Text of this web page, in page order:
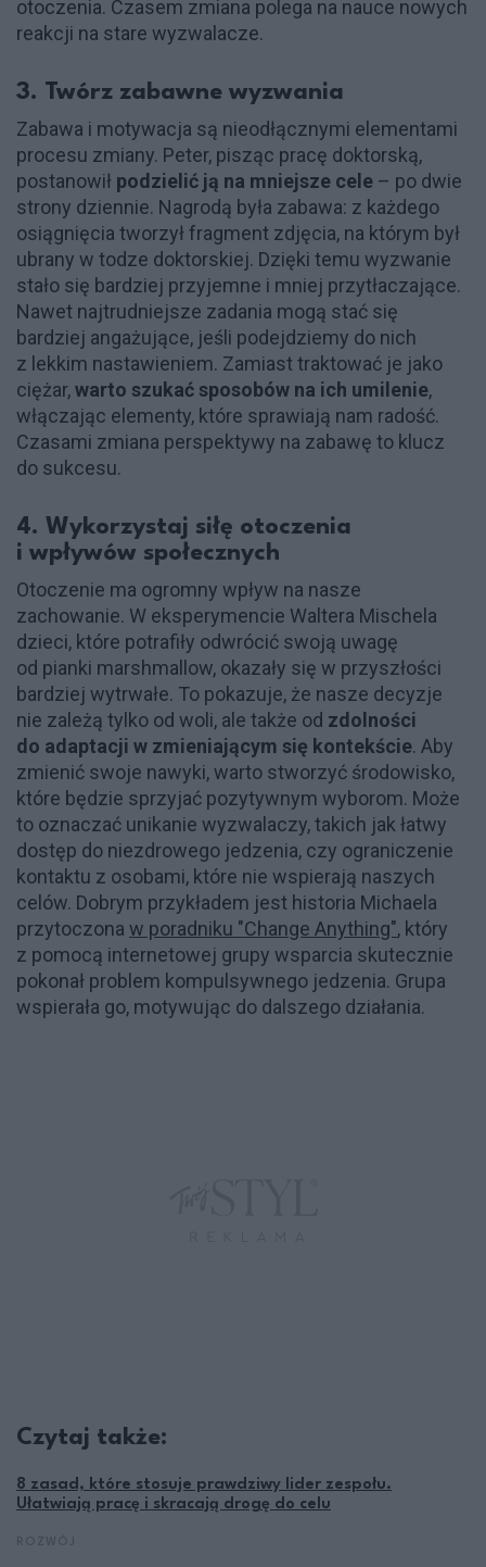
otoczenia. Czasem zmiana polega na nauce nowych
reakcji na stare wyzwalacze.
3. Twórz zabawne wyzwania
Zabawa i motywacja są nieodłącznymi elementami
procesu zmiany. Peter, pisząc pracę doktorską,
postanowił podzielić ją na mniejsze cele – po dwie
strony dziennie. Nagrodą była zabawa: z każdego
osiągnięcia tworzył fragment zdjęcia, na którym był
ubrany w todze doktorskiej. Dzięki temu wyzwanie
stało się bardziej przyjemne i mniej przytłaczające.
Nawet najtrudniejsze zadania mogą stać się
bardziej angażujące, jeśli podejdziemy do nich
z lekkim nastawieniem. Zamiast traktować je jako
ciężar,warto szukać sposobów na ich umilenie,
włączając elementy, które sprawiają nam radość.
Czasami zmiana perspektywy na zabawę to klucz
do sukcesu.
4. Wykorzystaj siłę otoczenia
i wpływów społecznych
Otoczenie ma ogromny wpływ na nasze
zachowanie. W eksperymencie Waltera Mischela
dzieci, które potrafiły odwrócić swoją uwagę
od pianki marshmallow, okazały się w przyszłości
bardziej wytrwałe. To pokazuje, że nasze decyzje
nie zależą tylko od woli, ale także od zdolności
do adaptacji w zmieniającym się kontekście. Aby
zmienić swoje nawyki, warto stworzyć środowisko,
które będzie sprzyjać pozytywnym wyborom. Może
to oznaczać unikanie wyzwalaczy, takich jak łatwy
dostęp do niezdrowego jedzenia, czy ograniczenie
kontaktu z osobami, które nie wspierają naszych
celów. Dobrym przykładem jest historia Michaela
przytoczona w poradniku "Change Anything", który
z pomocą internetowej grupy wsparcia skutecznie
pokonał problem kompulsywnego jedzenia. Grupa
wspierała go, motywując do dalszego działania.
Czytaj także:
8 zasad, które stosuje prawdziwy lider zespołu.
Ułatwiają pracę i skracają drogę do celu